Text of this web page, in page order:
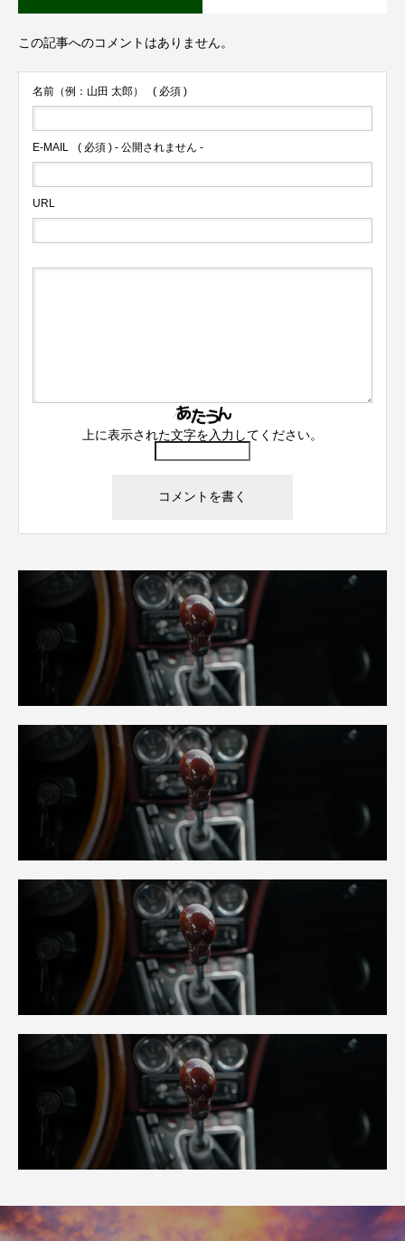
この記事へのコメントはありません。
名前（例：山田 太郎） ( 必須 )
E-MAIL ( 必須 ) - 公開されません -
URL
上に表示された文字を入力してください。